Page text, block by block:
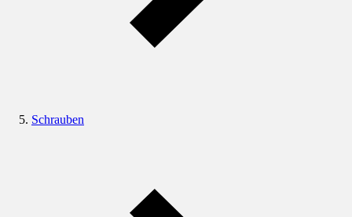
Schrauben